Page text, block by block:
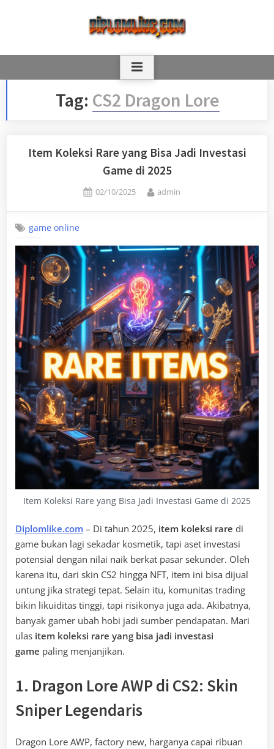
Tag: CS2 Dragon Lore
Item Koleksi Rare yang Bisa Jadi Investasi
Game di 2025
Posted
02/10/2025 By
admin
game online
Item Koleksi Rare yang Bisa Jadi Investasi Game di 2025
Diplomlike.com – Di tahun 2025, item koleksi rare di
game bukan lagi sekadar kosmetik, tapi aset investasi
potensial dengan nilai naik berkat pasar sekunder. Oleh
karena itu, dari skin CS2 hingga NFT, item ini bisa dijual
untung jika strategi tepat. Selain itu, komunitas trading
bikin likuiditas tinggi, tapi risikonya juga ada. Akibatnya,
banyak gamer ubah hobi jadi sumber pendapatan. Mari
ulas item koleksi rare yang bisa jadi investasi
game paling menjanjikan.
1. Dragon Lore AWP di CS2: Skin
Sniper Legendaris
Dragon Lore AWP, factory new, harganya capai ribuan